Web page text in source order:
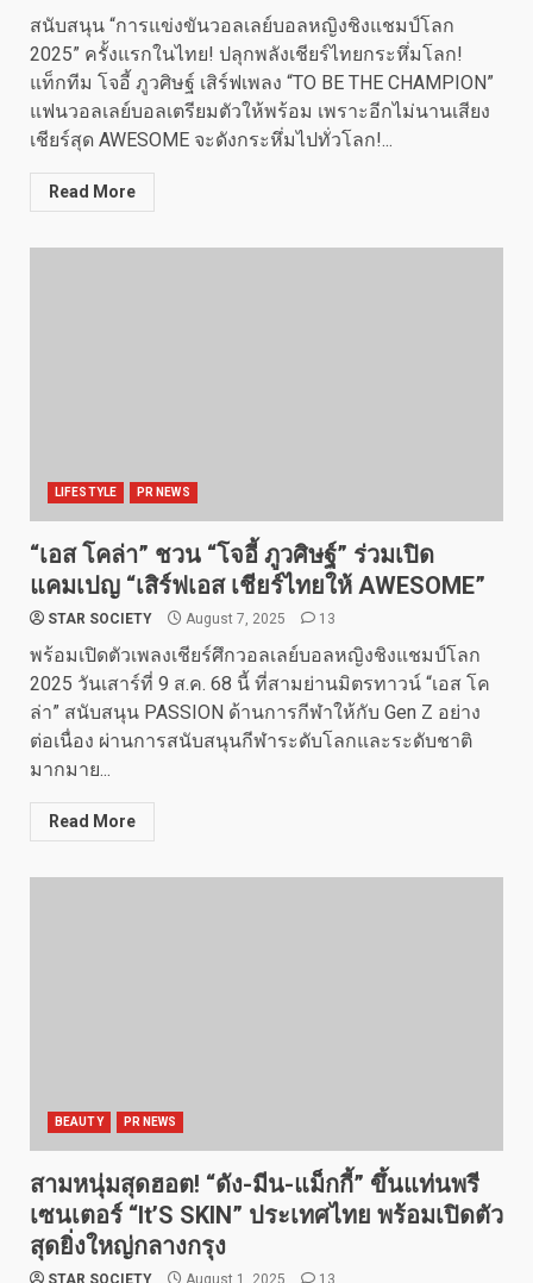
สนับสนุน “การแข่งขันวอลเลย์บอลหญิงชิงแชมป์โลก
2025” ครั้งแรกในไทย! ปลุกพลังเชียร์ไทยกระหึ่มโลก!
แท็กทีม โจอี้ ภูวศิษฐ์ เสิร์ฟเพลง “TO BE THE CHAMPION”
แฟนวอลเลย์บอลเตรียมตัวให้พร้อม เพราะอีกไม่นานเสียง
เชียร์สุด AWESOME จะดังกระหึ่มไปทั่วโลก!...
Read More
LIFESTYLE PR NEWS
“เอส โคล่า” ชวน “โจอี้ ภูวศิษฐ์” ร่วมเปิด
แคมเปญ “เสิร์ฟเอส เชียร์ไทยให้ AWESOME”
STAR SOCIETY August 7, 2025 13
พร้อมเปิดตัวเพลงเชียร์ศึกวอลเลย์บอลหญิงชิงแชมป์โลก
2025 วันเสาร์ที่ 9 ส.ค. 68 นี้ ที่สามย่านมิตรทาวน์ “เอส โค
ล่า” สนับสนุน PASSION ด้านการกีฬาให้กับ Gen Z อย่าง
ต่อเนื่อง ผ่านการสนับสนุนกีฬาระดับโลกและระดับชาติ
มากมาย...
Read More
BEAUTY PR NEWS
สามหนุ่มสุดฮอต! “ดัง-มีน-แม็กกี้” ขึ้นแท่นพรี
เซนเตอร์ “It’S SKIN” ประเทศไทย พร้อมเปิดตัว
สุดยิ่งใหญ่กลางกรุง
STAR SOCIETY August 1, 2025 13